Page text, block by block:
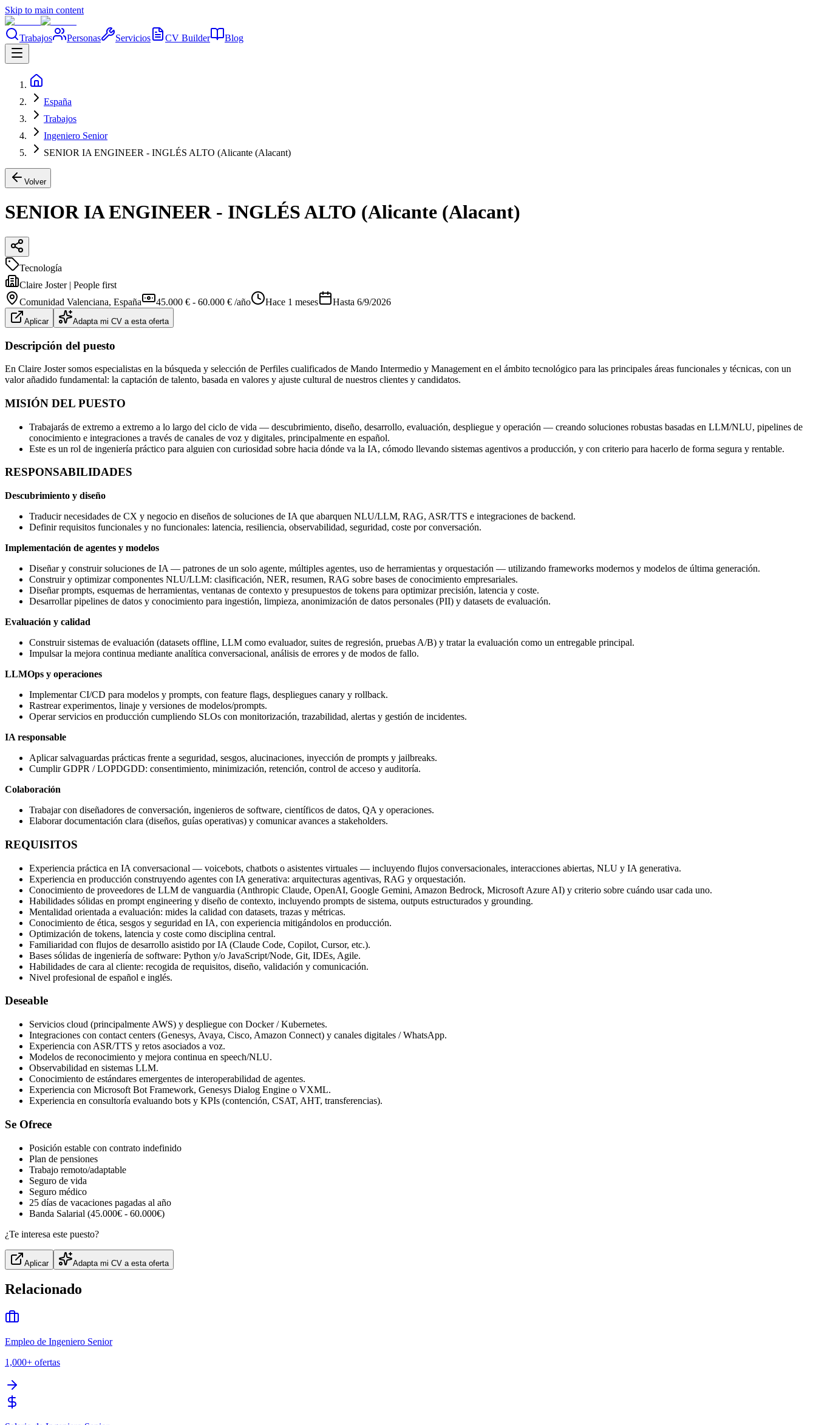
Skip to main content
Trabajos Personas Servicios CV Builder Blog
España
Trabajos
Ingeniero Senior
SENIOR IA ENGINEER - INGLÉS ALTO (Alicante (Alacant)
Volver
SENIOR IA ENGINEER - INGLÉS ALTO (Alicante (Alacant)
Tecnología
Claire Joster | People first
Comunidad Valenciana, España 45.000 € - 60.000 € /año Hace 1 meses Hasta 6/9/2026
Aplicar Adapta mi CV a esta oferta
Descripción del puesto
En Claire Joster somos especialistas en la búsqueda y selección de Perfiles cualificados de Mando Intermedio y Management en el ámbito tecnológico para las principales áreas funcionales y técnicas, con un
valor añadido fundamental: la captación de talento, basada en valores y ajuste cultural de nuestros clientes y candidatos.
MISIÓN DEL PUESTO
Trabajarás de extremo a extremo a lo largo del ciclo de vida — descubrimiento, diseño, desarrollo, evaluación, despliegue y operación — creando soluciones robustas basadas en LLM/NLU, pipelines de
conocimiento e integraciones a través de canales de voz y digitales, principalmente en español.
Este es un rol de ingeniería práctico para alguien con curiosidad sobre hacia dónde va la IA, cómodo llevando sistemas agentivos a producción, y con criterio para hacerlo de forma segura y rentable.
RESPONSABILIDADES
Descubrimiento y diseño
Traducir necesidades de CX y negocio en diseños de soluciones de IA que abarquen NLU/LLM, RAG, ASR/TTS e integraciones de backend.
Definir requisitos funcionales y no funcionales: latencia, resiliencia, observabilidad, seguridad, coste por conversación.
Implementación de agentes y modelos
Diseñar y construir soluciones de IA — patrones de un solo agente, múltiples agentes, uso de herramientas y orquestación — utilizando frameworks modernos y modelos de última generación.
Construir y optimizar componentes NLU/LLM: clasificación, NER, resumen, RAG sobre bases de conocimiento empresariales.
Diseñar prompts, esquemas de herramientas, ventanas de contexto y presupuestos de tokens para optimizar precisión, latencia y coste.
Desarrollar pipelines de datos y conocimiento para ingestión, limpieza, anonimización de datos personales (PII) y datasets de evaluación.
Evaluación y calidad
Construir sistemas de evaluación (datasets offline, LLM como evaluador, suites de regresión, pruebas A/B) y tratar la evaluación como un entregable principal.
Impulsar la mejora continua mediante analítica conversacional, análisis de errores y de modos de fallo.
LLMOps y operaciones
Implementar CI/CD para modelos y prompts, con feature flags, despliegues canary y rollback.
Rastrear experimentos, linaje y versiones de modelos/prompts.
Operar servicios en producción cumpliendo SLOs con monitorización, trazabilidad, alertas y gestión de incidentes.
IA responsable
Aplicar salvaguardas prácticas frente a seguridad, sesgos, alucinaciones, inyección de prompts y jailbreaks.
Cumplir GDPR / LOPDGDD: consentimiento, minimización, retención, control de acceso y auditoría.
Colaboración
Trabajar con diseñadores de conversación, ingenieros de software, científicos de datos, QA y operaciones.
Elaborar documentación clara (diseños, guías operativas) y comunicar avances a stakeholders.
REQUISITOS
Experiencia práctica en IA conversacional — voicebots, chatbots o asistentes virtuales — incluyendo flujos conversacionales, interacciones abiertas, NLU y IA generativa.
Experiencia en producción construyendo agentes con IA generativa: arquitecturas agentivas, RAG y orquestación.
Conocimiento de proveedores de LLM de vanguardia (Anthropic Claude, OpenAI, Google Gemini, Amazon Bedrock, Microsoft Azure AI) y criterio sobre cuándo usar cada uno.
Habilidades sólidas en prompt engineering y diseño de contexto, incluyendo prompts de sistema, outputs estructurados y grounding.
Mentalidad orientada a evaluación: mides la calidad con datasets, trazas y métricas.
Conocimiento de ética, sesgos y seguridad en IA, con experiencia mitigándolos en producción.
Optimización de tokens, latencia y coste como disciplina central.
Familiaridad con flujos de desarrollo asistido por IA (Claude Code, Copilot, Cursor, etc.).
Bases sólidas de ingeniería de software: Python y/o JavaScript/Node, Git, IDEs, Agile.
Habilidades de cara al cliente: recogida de requisitos, diseño, validación y comunicación.
Nivel profesional de español e inglés.
Deseable
Servicios cloud (principalmente AWS) y despliegue con Docker / Kubernetes.
Integraciones con contact centers (Genesys, Avaya, Cisco, Amazon Connect) y canales digitales / WhatsApp.
Experiencia con ASR/TTS y retos asociados a voz.
Modelos de reconocimiento y mejora continua en speech/NLU.
Observabilidad en sistemas LLM.
Conocimiento de estándares emergentes de interoperabilidad de agentes.
Experiencia con Microsoft Bot Framework, Genesys Dialog Engine o VXML.
Experiencia en consultoría evaluando bots y KPIs (contención, CSAT, AHT, transferencias).
Se Ofrece
Posición estable con contrato indefinido
Plan de pensiones
Trabajo remoto/adaptable
Seguro de vida
Seguro médico
25 días de vacaciones pagadas al año
Banda Salarial (45.000€ - 60.000€)
¿Te interesa este puesto?
Aplicar Adapta mi CV a esta oferta
Relacionado
Empleo de Ingeniero Senior
1,000+ ofertas